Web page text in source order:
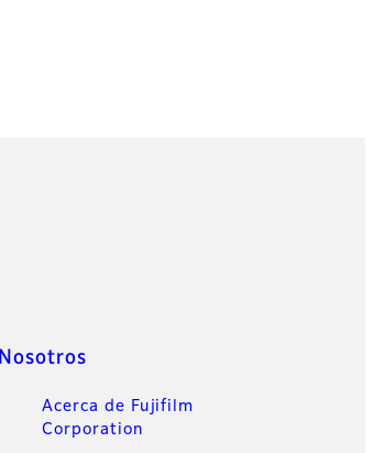
Nosotros
Acerca de Fujifilm
Corporation